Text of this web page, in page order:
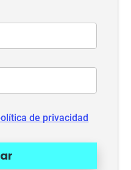
de privacidad